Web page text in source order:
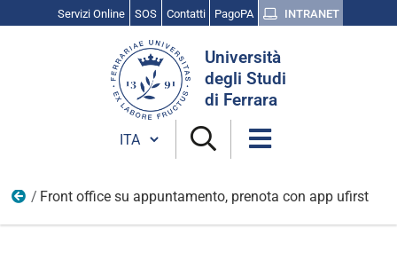
Servizi Online SOS Contatti PagoPA INTRANET
Università
degli Studi
di Ferrara
Cambia lingua
App e Servizi online
Front office su appuntamento, prenota con app ufirst